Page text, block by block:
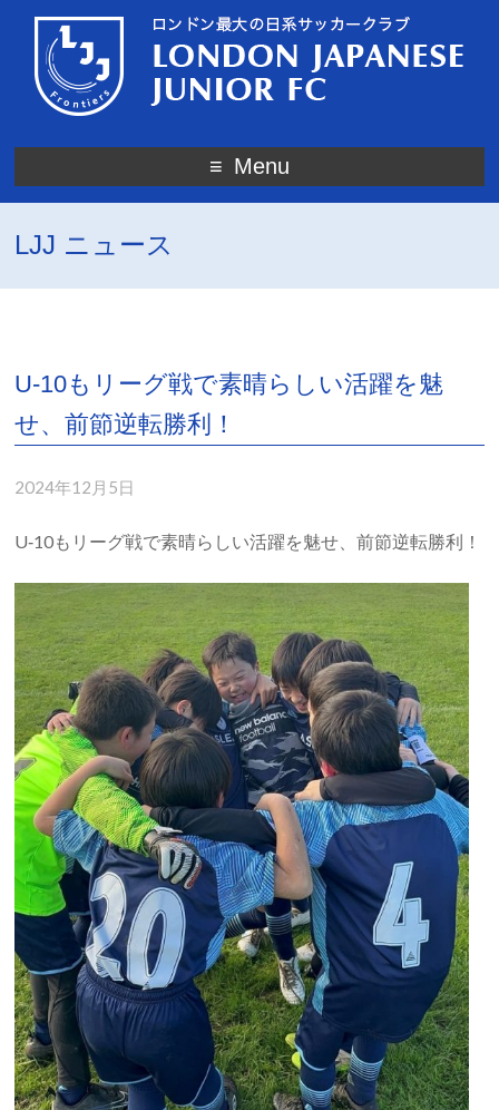
Menu
LJJ ニュース
U‐10もリーグ戦で素晴らしい活躍を魅
せ、前節逆転勝利！
2024年12月5日
U‐10もリーグ戦で素晴らしい活躍を魅せ、前節逆転勝利！